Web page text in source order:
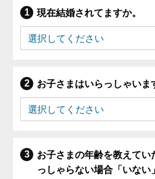
現在結婚されてますか。
お子さまはいらっしゃいま
お子さまの年齢を教えてい
っしゃらない場合「いない